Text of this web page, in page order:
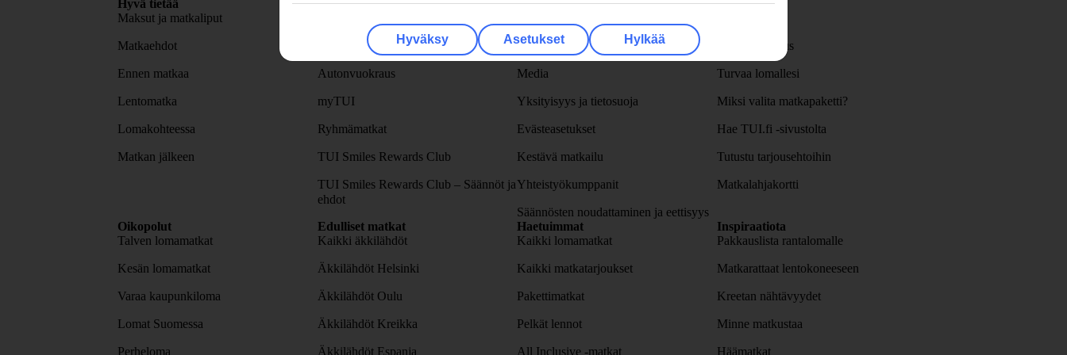
Hyvä tietää
Maksut ja matkaliput
Matkaehdot
Ennen matkaa
Lentomatka
Lomakohteessa
Matkan jälkeen
Asiakaspalvelu
Lomapalvelu
Autonvuokraus
myTUI
Ryhmämatkat
TUI Smiles Rewards Club
TUI Smiles Rewards Club – Säännöt ja
ehdot
TUI
Työpaikat
Media
Yksityisyys ja tietosuoja
Evästeasetukset
Kestävä matkailu
Yhteistyökumppanit
Säännösten noudattaminen ja eettisyys
Hyödyllistä
Matkavakuutus
Turvaa lomallesi
Miksi valita matkapaketti?
Hae TUI.fi -sivustolta
Tutustu tarjousehtoihin
Matkalahjakortti
Oikopolut
Talven lomamatkat
Kesän lomamatkat
Varaa kaupunkiloma
Lomat Suomessa
Perheloma
Edulliset matkat
Kaikki äkkilähdöt
Äkkilähdöt Helsinki
Äkkilähdöt Oulu
Äkkilähdöt Kreikka
Äkkilähdöt Espanja
Haetuimmat
Kaikki lomamatkat
Kaikki matkatarjoukset
Pakettimatkat
Pelkät lennot
All Inclusive -matkat
Inspiraatiota
Pakkauslista rantalomalle
Matkarattaat lentokoneeseen
Kreetan nähtävyydet
Minne matkustaa
Häämatkat
Hyväksy Asetukset Hylkää